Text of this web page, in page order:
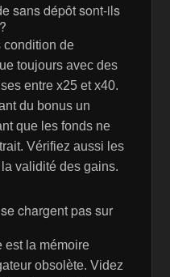
sans dépôt sont-ils
condition de
toujours avec des
entre x25 et x40.
du bonus un
que les fonds ne
Vérifiez aussi les
validité des gains.
chargent pas sur
est la mémoire
obsolète. Videz